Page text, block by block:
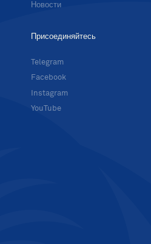
Новости
Присоединяйтесь
Telegram
Facebook
Instagram
YouTube